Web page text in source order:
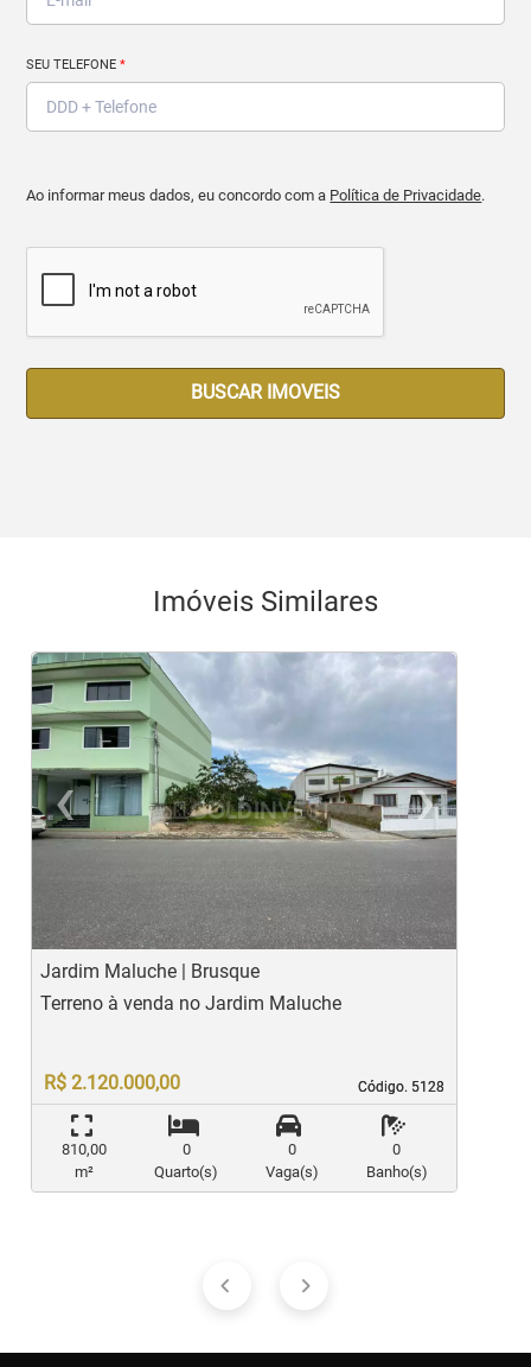
SEU TELEFONE*
Ao informar meus dados, eu concordo com a Política de Privacidade.
BUSCAR IMOVEIS
Imóveis Similares
‹
Previous
›
Jardim Maluche | Brusque
Código. 5128
Código. 5128
Terreno à venda no Jardim Maluche
R$ 2.120.000,00
810,00
m²
0
Quarto(s)
0
Vaga(s)
0
Banho(s)